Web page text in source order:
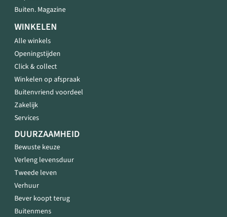
Buiten. Magazine
WINKELEN
Alle winkels
Openingstijden
Click & collect
Winkelen op afspraak
Buitenvriend voordeel
Zakelijk
Services
DUURZAAMHEID
Bewuste keuze
Verleng levensduur
Tweede leven
Verhuur
Bever koopt terug
Buitenmens